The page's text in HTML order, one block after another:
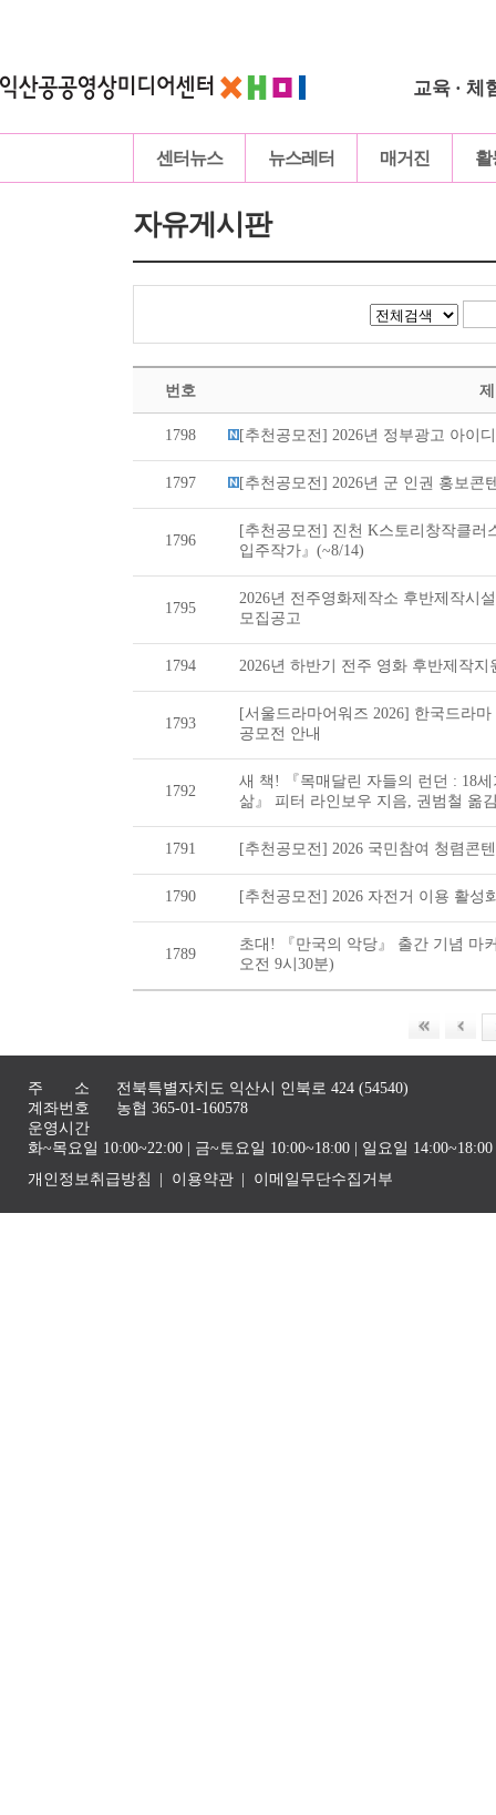
교육 · 체
센터뉴스 뉴스레터 매거진 활
자유게시판
번호
1798 [추천공모전] 2026년 정부광고 아이
1797 [추천공모전] 2026년 군 인권 홍보콘
1796
[추천공모전] 진천 K스토리창작클러
입주작가』(~8/14)
1795
2026년 전주영화제작소 후반제작시
모집공고
1794 2026년 하반기 전주 영화 후반제작지
1793
[서울드라마어워즈 2026] 한국드라
공모전 안내
1792
새 책! 『목매달린 자들의 런던 : 18
삶』 피터 라인보우 지음, 권범철 옮
1791 [추천공모전] 2026 국민참여 청렴콘
1790 [추천공모전] 2026 자전거 이용 활성
1789
초대! 『만국의 악당』 출간 기념 마
오전 9시30분)
주 소
전북특별자치도 익산시 인북로 424 (54540)
계좌번호
농협 365-01-160578
운영시간
화~목요일 10:00~22:00 | 금~토요일 10:00~18:00 | 일요일
개인정보취급방침
이용약관 이메일무단수집거부